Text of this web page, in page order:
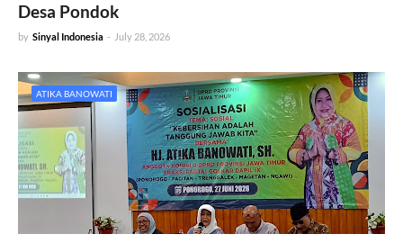
Desa Pondok
by Sinyal Indonesia - July 28, 2026
ATIKA BANOWATI